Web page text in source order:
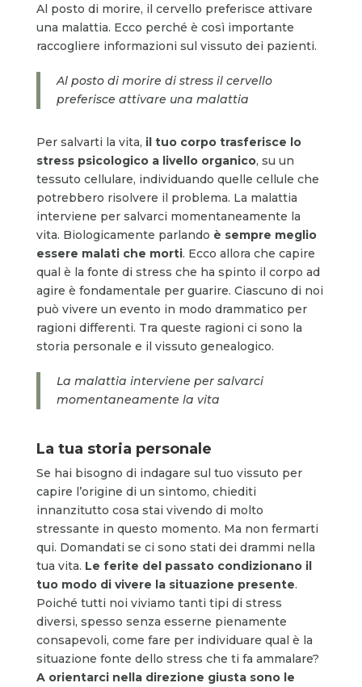
Al posto di morire, il cervello preferisce attivare
una malattia. Ecco perché è così importante
raccogliere informazioni sul vissuto dei pazienti.
Al posto di morire di stress il cervello
preferisce attivare una malattia
Per salvarti la vita, il tuo corpo trasferisce lo
stress psicologico a livello organico, su un
tessuto cellulare, individuando quelle cellule che
potrebbero risolvere il problema. La malattia
interviene per salvarci momentaneamente la
vita. Biologicamente parlando è sempre meglio
essere malati che morti. Ecco allora che capire
qual è la fonte di stress che ha spinto il corpo ad
agire è fondamentale per guarire. Ciascuno di noi
può vivere un evento in modo drammatico per
ragioni differenti. Tra queste ragioni ci sono la
storia personale e il vissuto genealogico.
La malattia interviene per salvarci
momentaneamente la vita
La tua storia personale
Se hai bisogno di indagare sul tuo vissuto per
capire l’origine di un sintomo, chiediti
innanzitutto cosa stai vivendo di molto
stressante in questo momento. Ma non fermarti
qui. Domandati se ci sono stati dei drammi nella
tua vita. Le ferite del passato condizionano il
tuo modo di vivere la situazione presente.
Poiché tutti noi viviamo tanti tipi di stress
diversi, spesso senza esserne pienamente
consapevoli, come fare per individuare qual è la
situazione fonte dello stress che ti fa ammalare?
A orientarci nella direzione giusta sono le